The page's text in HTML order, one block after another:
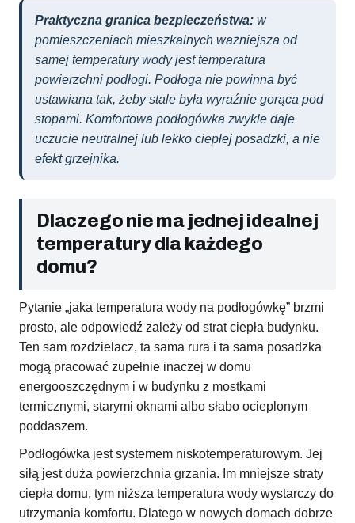
Praktyczna granica bezpieczeństwa: w
pomieszczeniach mieszkalnych ważniejsza od
samej temperatury wody jest temperatura
powierzchni podłogi. Podłoga nie powinna być
ustawiana tak, żeby stale była wyraźnie gorąca pod
stopami. Komfortowa podłogówka zwykle daje
uczucie neutralnej lub lekko ciepłej posadzki, a nie
efekt grzejnika.
Dlaczego nie ma jednej idealnej
temperatury dla każdego
domu?
Pytanie „jaka temperatura wody na podłogówkę” brzmi
prosto, ale odpowiedź zależy od strat ciepła budynku.
Ten sam rozdzielacz, ta sama rura i ta sama posadzka
mogą pracować zupełnie inaczej w domu
energooszczędnym i w budynku z mostkami
termicznymi, starymi oknami albo słabo ocieplonym
poddaszem.
Podłogówka jest systemem niskotemperaturowym. Jej
siłą jest duża powierzchnia grzania. Im mniejsze straty
ciepła domu, tym niższa temperatura wody wystarczy do
utrzymania komfortu. Dlatego w nowych domach dobrze